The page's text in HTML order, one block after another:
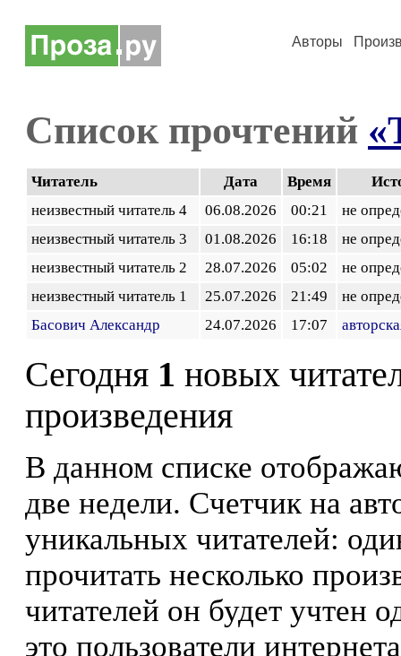
Авторы
Список прочтений
Читатель Дата Время
неизвестный читатель 4
06.08.2026 00:21
не
неизвестный читатель 3
01.08.2026 16:18
не
неизвестный читатель 2
28.07.2026 05:02
не
неизвестный читатель 1
25.07.2026 21:49
не
Басович Александр
24.07.2026 17:07
Сегодня 1 новых
произведения
В данном списке
две недели. Счетчик на
уникальных читателей:
прочитать несколько
читателей он будет учтен
это пользователи